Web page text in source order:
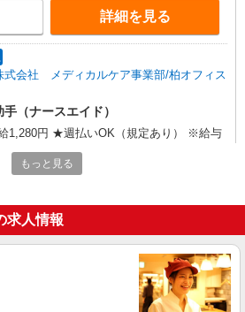
詳細を見る
式会社 メディカルケア事業部/柏オフィス
（ナースエイド）
1,280円 ★週払いOK（規定あり） ※給与
験・能力による
玉県吉川市 【最寄駅】吉川美南駅
詳細を見る
式会社 メディカルケア事業部/大宮オフィ
もっと見る
求人情報